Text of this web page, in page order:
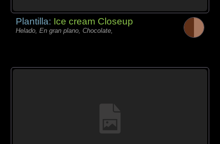
Plantilla: Ice cream Closeup
Helado, En gran plano, Chocolate,